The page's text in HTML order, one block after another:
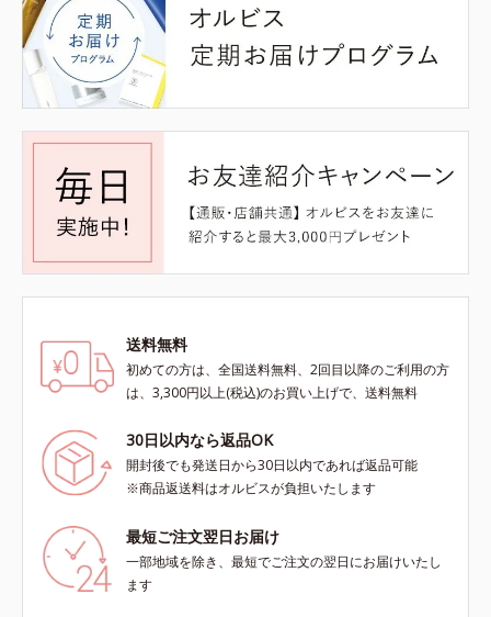
送料無料
初めての方は、全国送料無料、2回目以降のご利用の方
は、3,300円以上(税込)のお買い上げで、送料無料
30日以内なら返品OK
開封後でも発送日から30日以内であれば返品可能
※商品返送料はオルビスが負担いたします
最短ご注文翌日お届け
一部地域を除き、最短でご注文の翌日にお届けいたし
ます